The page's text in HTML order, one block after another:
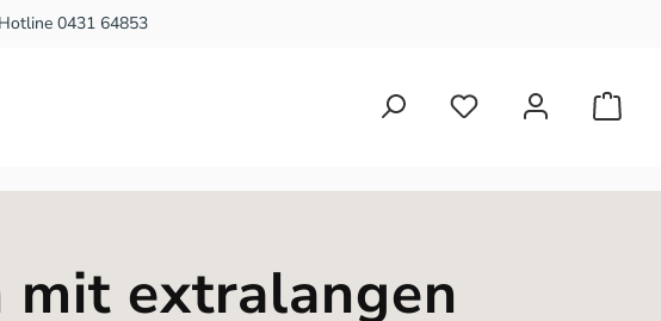
0431 64853
Du hast 0 Produkte auf
mit extralangen